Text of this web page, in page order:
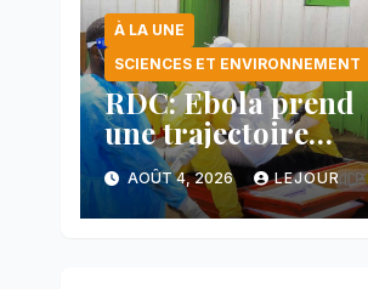
À LA UNE
SCIENCES ET ENVIRONNEMENT
RDC: Ebola prend
une trajectoire
inquiétante dans le
nord-est du pays
AOÛT 4, 2026 LEJOUR